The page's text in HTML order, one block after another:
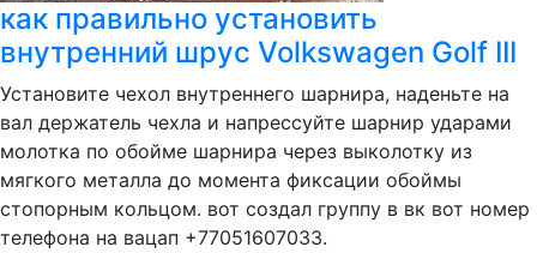
как правильно установить
внутренний шрус Volkswagen Golf III
Установите чехол внутреннего шарнира, наденьте на
вал держатель чехла и напрессуйте шарнир ударами
молотка по обойме шарнира через выколотку из
мягкого металла до момента фиксации обоймы
стопорным кольцом. вот создал группу в вк вот номер
телефона на вацап +77051607033.